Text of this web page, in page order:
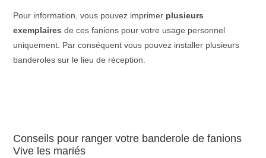
Pour information, vous pouvez imprimer plusieurs
exemplaires de ces fanions pour votre usage personnel
uniquement. Par conséquent vous pouvez installer plusieurs
banderoles sur le lieu de réception.
Conseils pour ranger votre banderole de fanions
Vive les mariés